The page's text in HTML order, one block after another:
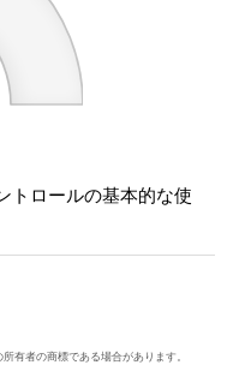
トロールの基本的な使
有者の商標である場合があります。